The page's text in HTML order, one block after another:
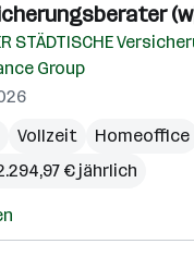
STÄDTISCHE
Group
Vollzeit
Homeoffice
€ jährlich